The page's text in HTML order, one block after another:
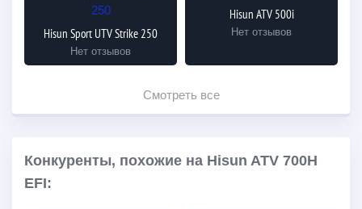
Hisun Sport UTV Strike 250
Нет отзывов
Hisun ATV 500i
Нет отзывов
Смотреть все
Конкуренты, похожие на Hisun ATV 700H
EFI: